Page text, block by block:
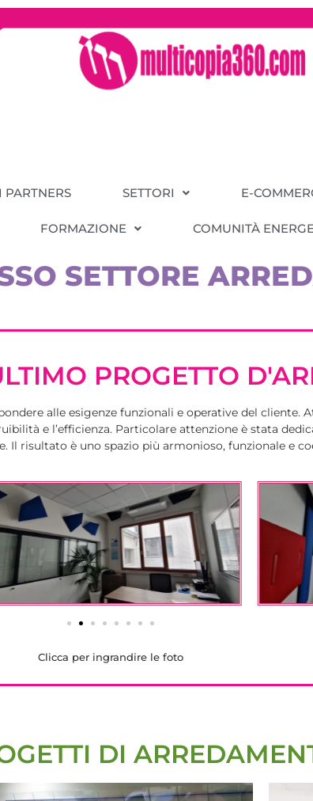
PARTNERS SETTORI E-
FORMAZIONE COMUNITÀ
SETTORE
PROGETTO
alle esigenze funzionali e operative del cliente.
e l’efficienza. Particolare attenzione è stata
Il risultato è uno spazio più armonioso, funzionale e
Clicca per ingrandire le foto
DI